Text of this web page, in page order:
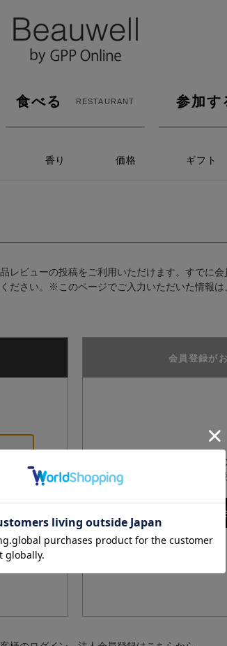
食べる RESTAURANT 参加す
香り 価格 ギフト
レビューの投稿をご利用いただけます。すでに
ださい。※このページでご入力いただいた情報は
会員登録が
GPPオンラインショップ
は、こちらからお客様情